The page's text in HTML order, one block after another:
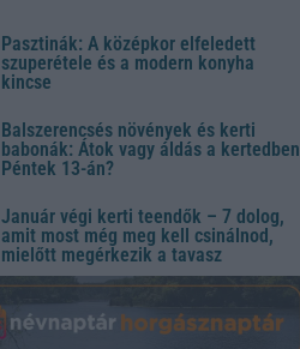
Pasztinák: A középkor elfeledett
szuperétele és a modern konyha
kincse
Balszerencsés növények és kerti
babonák: Átok vagy áldás a kertedben
Péntek 13-án?
Január végi kerti teendők – 7 dolog,
amit most még meg kell csinálnod,
mielőtt megérkezik a tavasz